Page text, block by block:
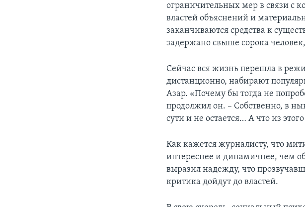
ограничительных мер в связи с
властей объяснений и
заканчиваются средства к
задержано свыше сорока
Сейчас вся жизнь перешла в
дистанционно, набирают
Азар. «Почему бы тогда не
продолжил он. – Собственно, в
сути и не остается… А что из
Как кажется журналисту, что
интереснее и динамичнее, чем
выразил надежду, что
критика дойдут до властей.